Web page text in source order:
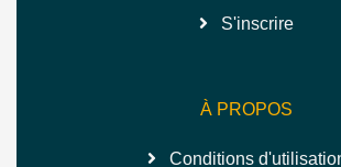
S'inscrire
À PROPOS
Conditions